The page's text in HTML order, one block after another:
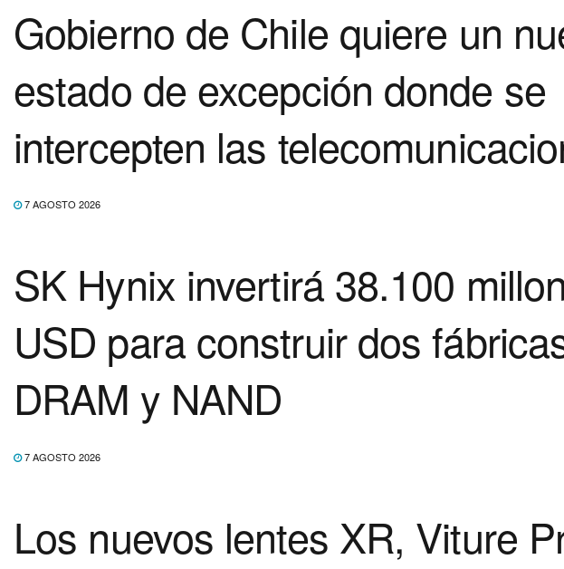
Gobierno de Chile quiere un
estado de excepción donde se
intercepten las
7 AGOSTO 2026
SK Hynix invertirá 38.100
USD para construir dos
DRAM y NAND
7 AGOSTO 2026
Los nuevos lentes XR, Viture